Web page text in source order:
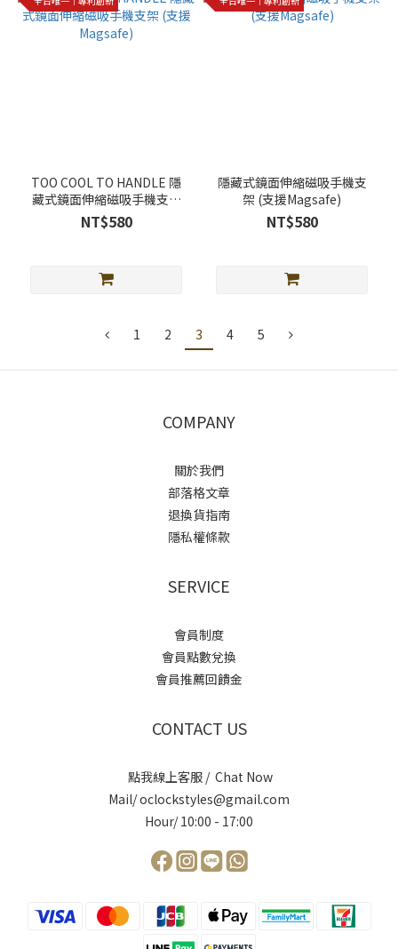
TOO COOL TO HANDLE 隱
藏式鏡面伸縮磁吸手機支架
(支援Magsafe)
NT$580
隱藏式鏡面伸縮磁吸手機支
架 (支援Magsafe)
NT$580
1 2 3 4 5
COMPANY
關於我們
部落格文章
退換貨指南
隱私權條款
SERVICE
會員制度
會員點數兌換
會員推薦回饋金
CONTACT US
點我線上客服 / Chat Now
Mail/ oclockstyles@gmail.com
Hour/ 10:00 - 17:00